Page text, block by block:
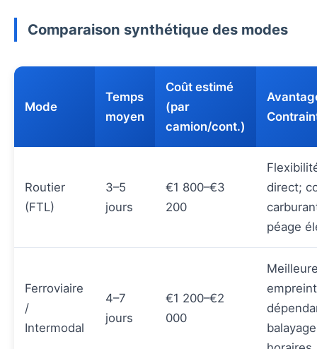
Comparaison synthétique des modes
Mode
Temps
moyen
Coût estimé
(par
camion/cont.)
Routier
(FTL)
3–5
jours
€1 800–€3
200
direct;
péage
Ferroviaire
/
Intermodal
4–7
jours
€1 200–€2
000